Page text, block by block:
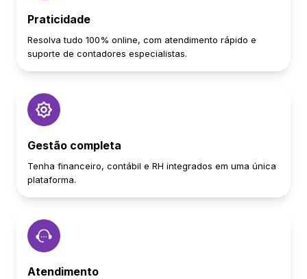
Praticidade
Resolva tudo 100% online, com atendimento rápido e
suporte de contadores especialistas.
Gestão completa
Tenha financeiro, contábil e RH integrados em uma única
plataforma.
Atendimento